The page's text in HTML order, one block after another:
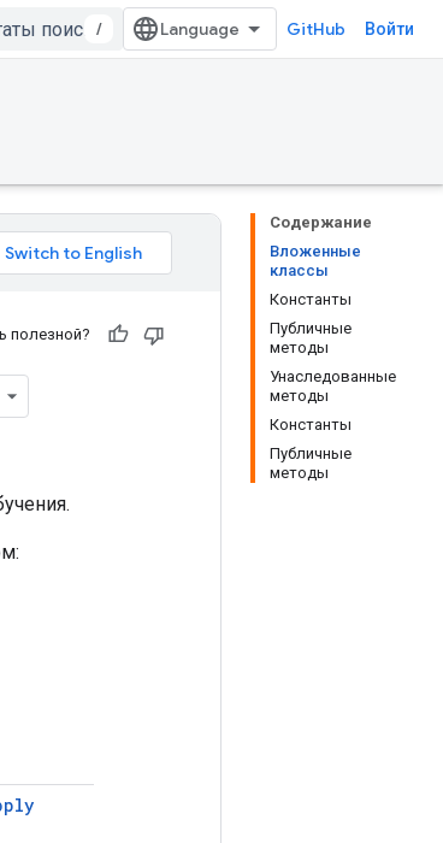
/ GitHub Войти
Содержание
Вложенные
классы
Константы
Публичные
методы
Унаследованные
методы
Константы
Публичные
методы
полезной?